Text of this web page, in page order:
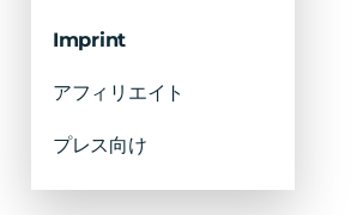
Imprint
アフィリエイト
プレス向け